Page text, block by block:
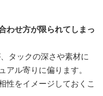
わせ方が限られてしまっ
タックの深さや素材に
ル寄りに偏ります。
性をイメージしておくこ